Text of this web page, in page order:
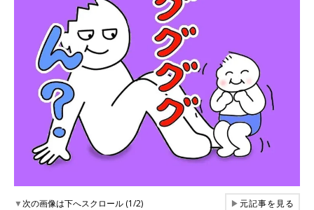
▼次の画像は下へスクロール (1/2) ▶元記事を見る